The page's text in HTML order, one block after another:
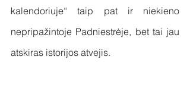
kalendoriuje“ taip pat ir niekieno
nepripažintoje Padniestrėje, bet tai jau
atskiras istorijos atvejis.